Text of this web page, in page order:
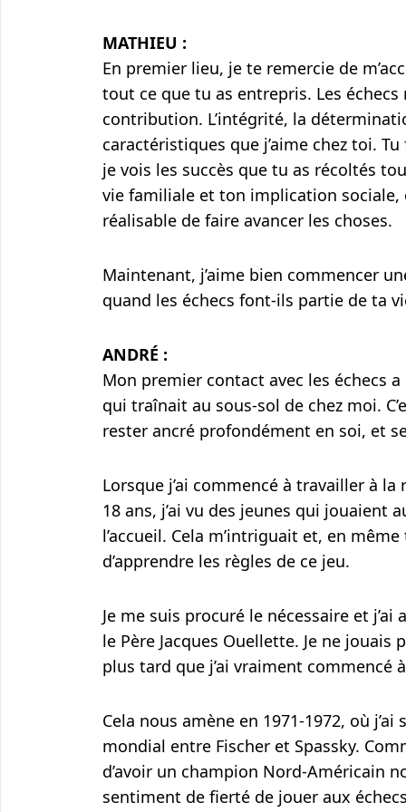
MATHIEU :
En premier lieu, je te remercie de
tout ce que tu as entrepris. Les
contribution. L’intégrité, la
caractéristiques que j’aime chez toi.
je vois les succès que tu as récoltés
vie familiale et ton implication sociale,
réalisable de faire avancer les choses.
Maintenant, j’aime bien commencer
quand les échecs font-ils partie de ta
ANDRÉ :
Mon premier contact avec les échecs a
qui traînait au sous-sol de chez moi.
rester ancré profondément en soi, et
Lorsque j’ai commencé à travailler à
18 ans, j’ai vu des jeunes qui jouaient
l’accueil. Cela m’intriguait et, en
d’apprendre les règles de ce jeu.
Je me suis procuré le nécessaire et
le Père Jacques Ouellette. Je ne jouais
plus tard que j’ai vraiment commencé
Cela nous amène en 1971-1972, où
mondial entre Fischer et Spassky.
d’avoir un champion Nord-Américain
sentiment de fierté de jouer aux